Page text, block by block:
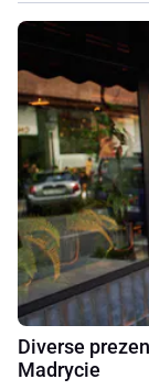
Diverse
Madrycie